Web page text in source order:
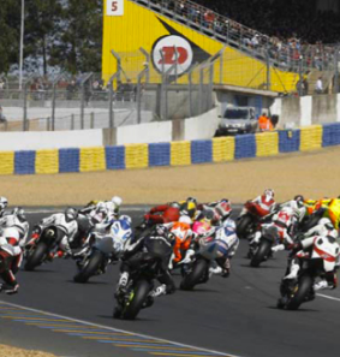
PRESSE
accéder à la billetterie